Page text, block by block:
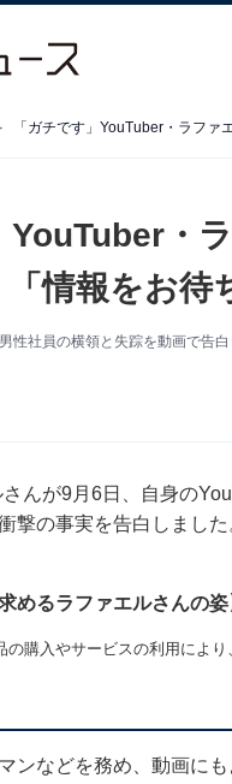
YouTuber・
「情報をお
性社員の横領と失踪を動画で告
んが9月6日、自身の
撃の事実を告白しました
めるラファエルさんの姿
購入やサービスの利用によ
ンなどを務め、動画に